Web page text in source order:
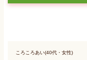
ころころあい(40代・女性)